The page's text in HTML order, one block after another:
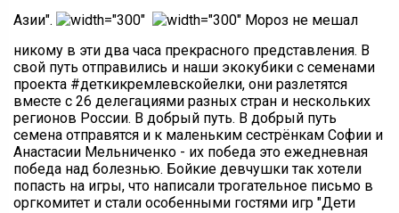
Азии".
Мороз не мешал
никому в эти два часа прекрасного представления. В
свой путь отправились и наши экокубики с семенами
проекта #деткикремлевскойелки, они разлетятся
вместе с 26 делегациями разных стран и нескольких
регионов России. В добрый путь. В добрый путь
семена отправятся и к маленьким сестрёнкам Софии и
Анастасии Мельниченко - их победа это ежедневная
победа над болезнью. Бойкие девчушки так хотели
попасть на игры, что написали трогательное письмо в
оргкомитет и стали особенными гостями игр "Дети